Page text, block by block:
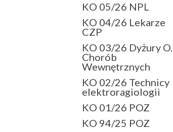
KO 05/26 NPL
KO 04/26 Lekarze
CZP
KO 03/26 Dyżury O.
Chorób
Wewnętrznych
KO 02/26 Technicy
elektroragiologii
KO 01/26 POZ
KO 94/25 POZ